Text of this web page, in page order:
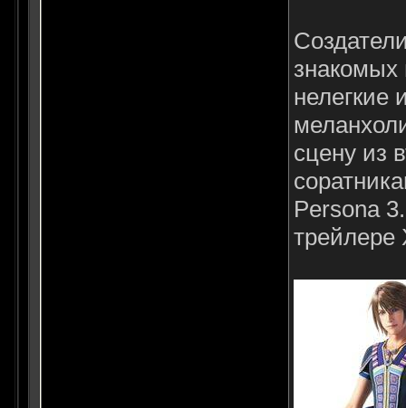
знакомых
нелегкие
сцену из
Persona
трейлере